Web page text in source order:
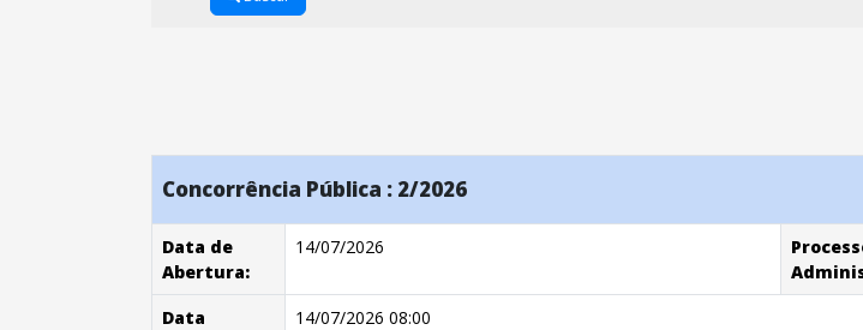
Concorrência Pública : 2/2026
Data de
Abertura:
14/07/2026
Data
14/07/2026 08:00